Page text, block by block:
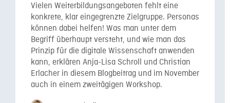
Revolutionen. Frankfurt am Main: Suhrkamp.
Labede, J., Müller, K. & Schanze, S. (2023).
Forschungsbasiert. Reflektiert. Handlungsfähig.
Entwicklungslinien der Lehrer:innenbildung an
der Leibniz Universität Hannover im Rahmen des
durch die Qualitätsoffensive Lehrerbildung
geförderten Leibniz-Prinzips. In: J. Gillen, J.
Labede, B. Lindmeier, K. Müller, A. Nehring, S.
Vielen Weiterbildungsangeboten fehlt eine
konkrete, klar eingegrenzte Zielgruppe. Personas
können dabei helfen! Was man unter dem
Begriff überhaupt versteht, und wie man das
Prinzip für die digitale Wissenschaft anwenden
kann, erklären Anja-Lisa Schroll und Christian
Erlacher in diesem Blogbeitrag und im November
auch in einem zweitägigen Workshop.